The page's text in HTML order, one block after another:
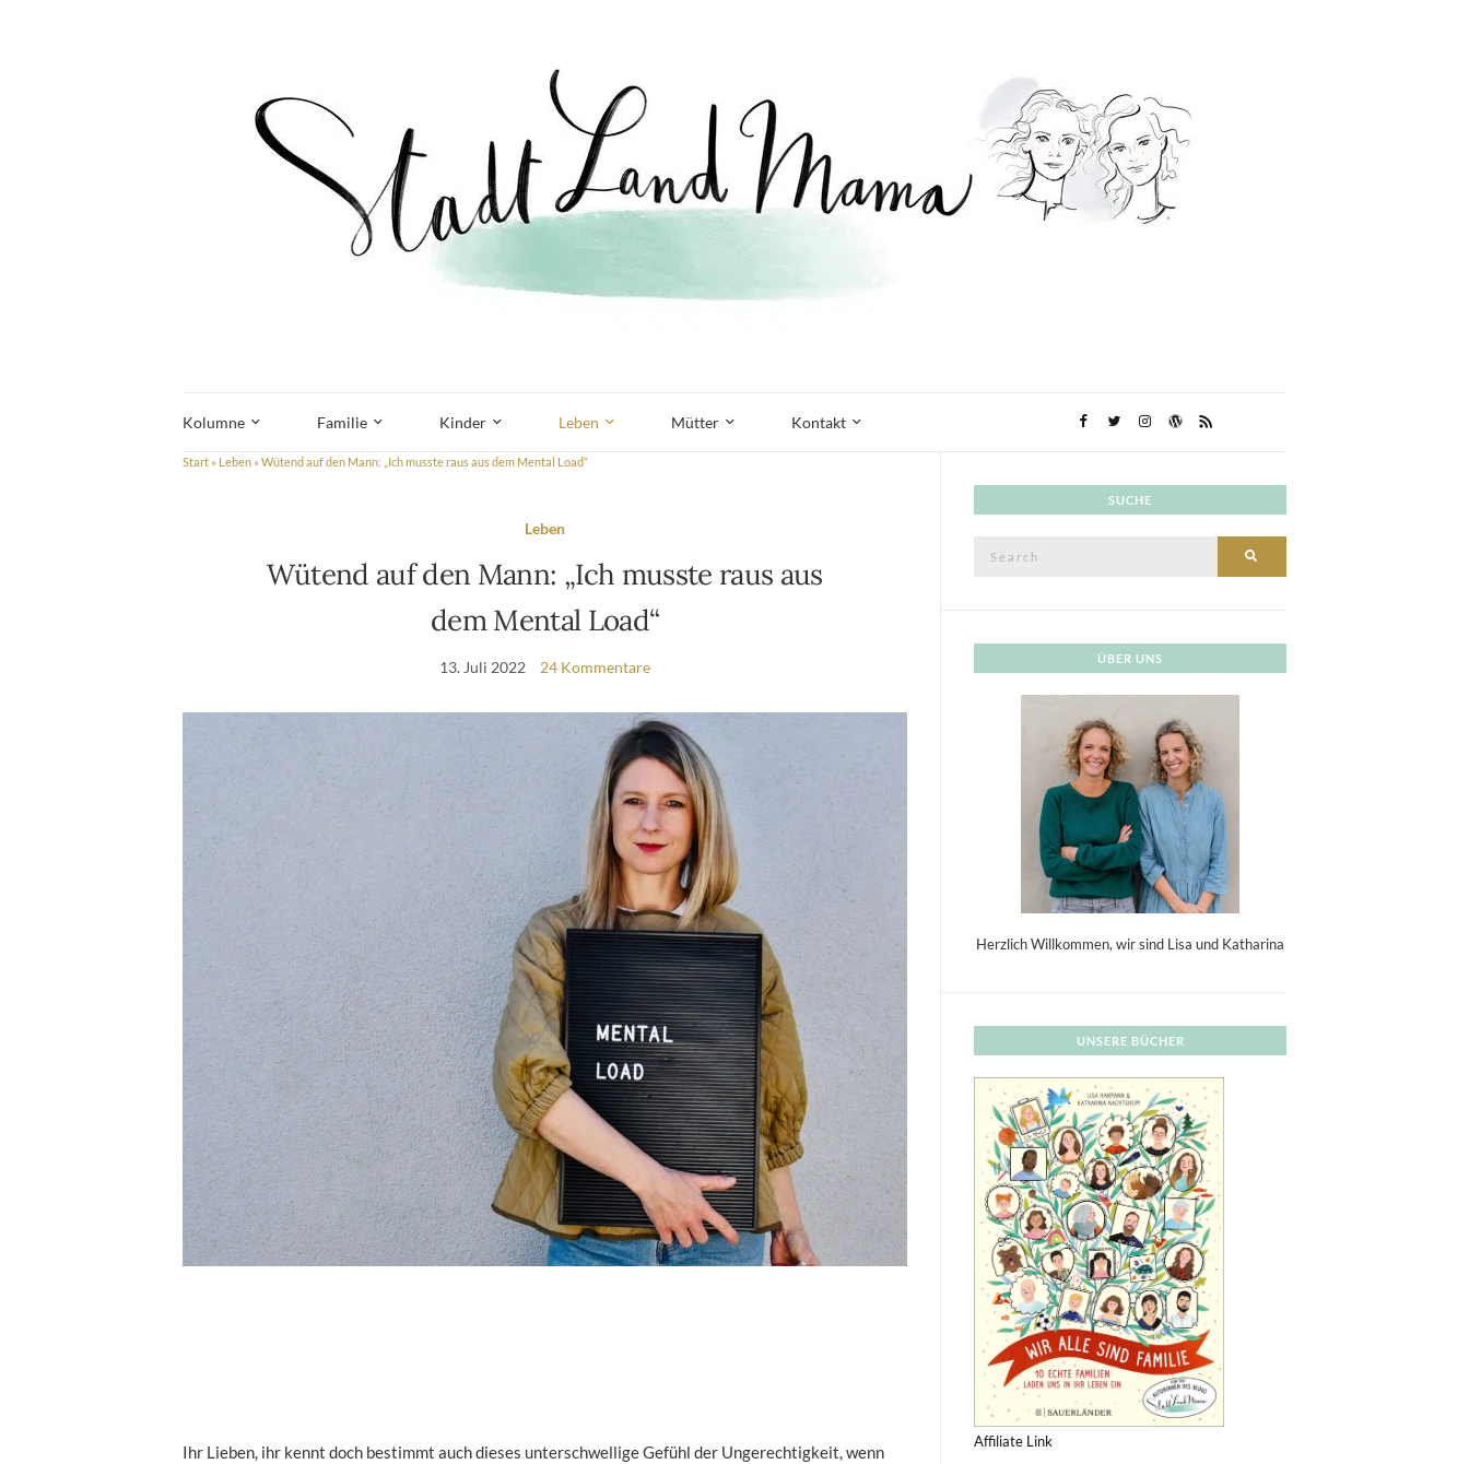
Kolumne Familie Kinder Leben Mütter Kontakt
Start » Leben » Wütend auf den Mann: „Ich musste raus aus dem Mental Load“
Leben
Wütend auf den Mann: „Ich musste raus aus
dem Mental Load“
13. Juli 2022 24 Kommentare
Ihr Lieben, ihr kennt doch bestimmt auch dieses unterschwellige Gefühl der Ungerechtigkeit, wenn
SUCHE
ÜBER UNS
Herzlich Willkommen, wir sind Lisa und Katharina
UNSERE BÜCHER
Affiliate Link